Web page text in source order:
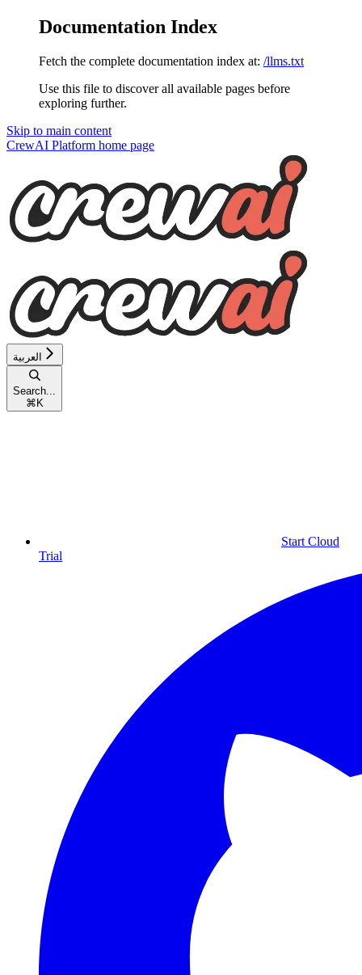
Documentation Index
Fetch the complete documentation index at: /llms.txt
Use this file to discover all available pages before
exploring further.
Skip to main content
CrewAI Platform home page
العربية
Search...
⌘ K
Start Cloud
Trial